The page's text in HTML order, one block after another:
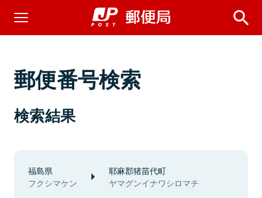
郵便番号検索
検索結果
福島県
フクシマケン
耶麻郡猪苗代町
ヤマグンイナワシロマチ